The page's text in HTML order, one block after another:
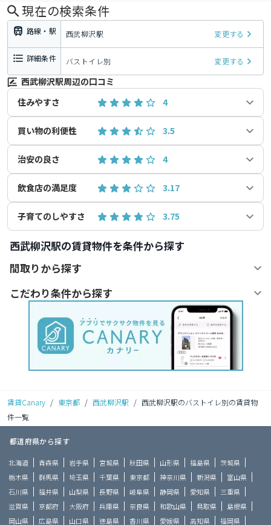
現在の検索条件
路線・駅 西武柳沢駅 変更する
詳細条件 バストイレ別 変更する
西武柳沢駅周辺の口コミ
住みやすさ
4
買い物の利便性 3.5
治安の良さ 4
飲食店の満足度 3.17
子育てのしやすさ 3.75
西武柳沢駅の賃貸物件を条件から探す
間取りから探す
こだわり条件から探す
賃貸Canary / 東京都 / 西武柳沢駅 / 西武柳沢駅のバストイレ別の賃貸物
件一覧
都道府県から探す
北海道 青森県 岩手県 宮城県 秋田県 山形県 福島県
茨城県
栃木県
群馬県 埼玉県 千葉県 東京都 神奈川県 新潟県
富山県
石川県
福井県 山梨県 長野県 岐阜県 静岡県 愛知県
三重県
滋賀県
京都府 大阪府 兵庫県 奈良県 和歌山県 鳥取県
島根県
岡山県
広島県 山口県 徳島県 香川県 愛媛県 高知県 福岡県